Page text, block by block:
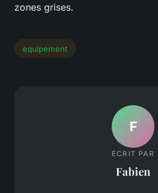
zones grises.
equipement
F
ECRIT PAR
Fabien